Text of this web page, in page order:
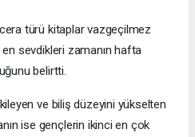
türü kitaplar vazgeçilmez
sevdikleri zamanın hafta
belirtti.
ve biliş düzeyini yükselten
ise gençlerin ikinci en çok